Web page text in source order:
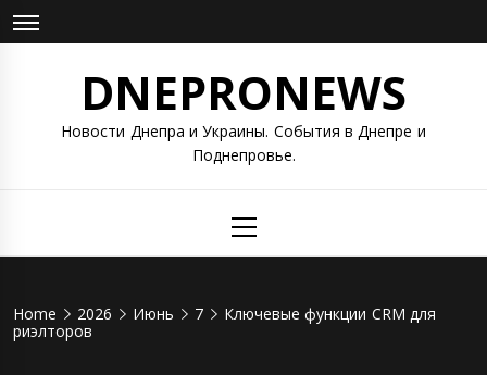
Skip
to
DNEPRONEWS
Новости Днепра и Украины. События в Днепре и
Поднепровье.
Menu
Home 2026 Июнь 7
Ключевые функции CRM для
риэлторов